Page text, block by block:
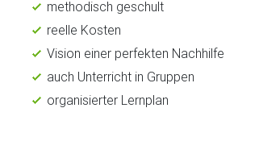
methodisch geschult
reelle Kosten
Vision einer perfekten Nachhilfe
auch Unterricht in Gruppen
organisierter Lernplan